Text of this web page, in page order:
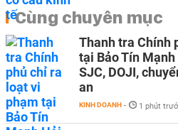
Cùng chuyên mục
Thanh tra Chính
tại Bảo Tín
SJC, DOJI,
an
KINH DOANH - 1 phút